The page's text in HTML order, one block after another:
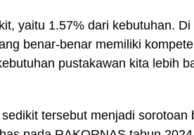
yaitu 1.57% dari kebutuhan.
benar-benar memiliki
pustakawan kita lebih
tersebut menjadi sorotoan